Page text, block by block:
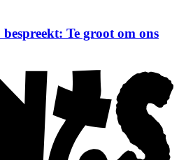
Te groot om ons